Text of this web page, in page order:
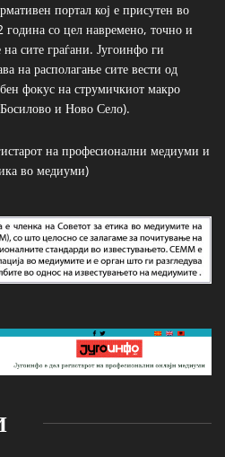
портал кој е присутен во
со цел навремено, точно и
сите граѓани. Југоинфо ги
на располагање сите вести од
фокус на струмичкиот макро
и Ново Село).
на професионални медиуми и
во медиуми)